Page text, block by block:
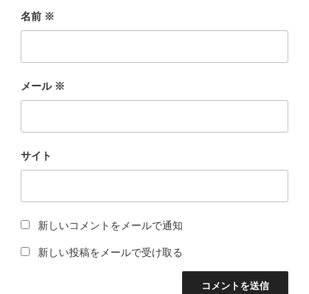
名前 ※
メール ※
サイト
新しいコメントをメールで通知
新しい投稿をメールで受け取る